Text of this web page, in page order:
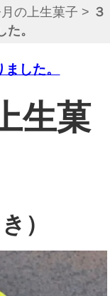
の上生菓子 > ３
。
した。
生菓
）